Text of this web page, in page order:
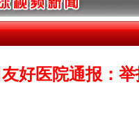
好医院通报：